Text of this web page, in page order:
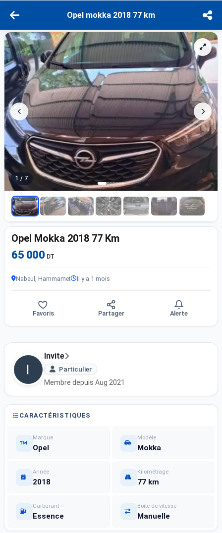
Opel mokka 2018 77 km
1 / 7
Opel Mokka 2018 77 Km
65 000 DT
Nabeul, Hammamet Il y a 1 mois
Favoris Partager Alerte
Invite
Particulier
Membre depuis Aug 2021
CARACTÉRISTIQUES
Marque
Opel
Modèle
Mokka
Année
2018
Kilométrage
77 km
Carburant
Essence
Boîte de vitesse
Manuelle